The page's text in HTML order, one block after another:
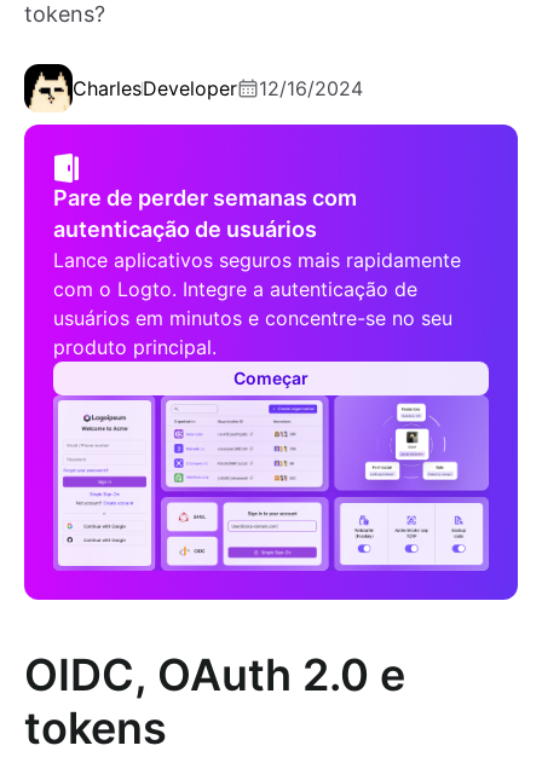
tokens?
CharlesDeveloper 12/16/2024
Pare de perder semanas com
autenticação de usuários
Lance aplicativos seguros mais rapidamente
com o Logto. Integre a autenticação de
usuários em minutos e concentre-se no seu
produto principal.
Começar
OIDC, OAuth 2.0 e
tokens